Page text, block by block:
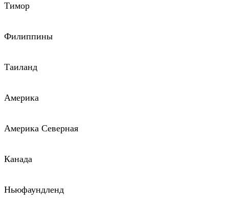
Тимор
Филиппины
Таиланд
Америка
Америка Северная
Канада
Ньюфаундленд